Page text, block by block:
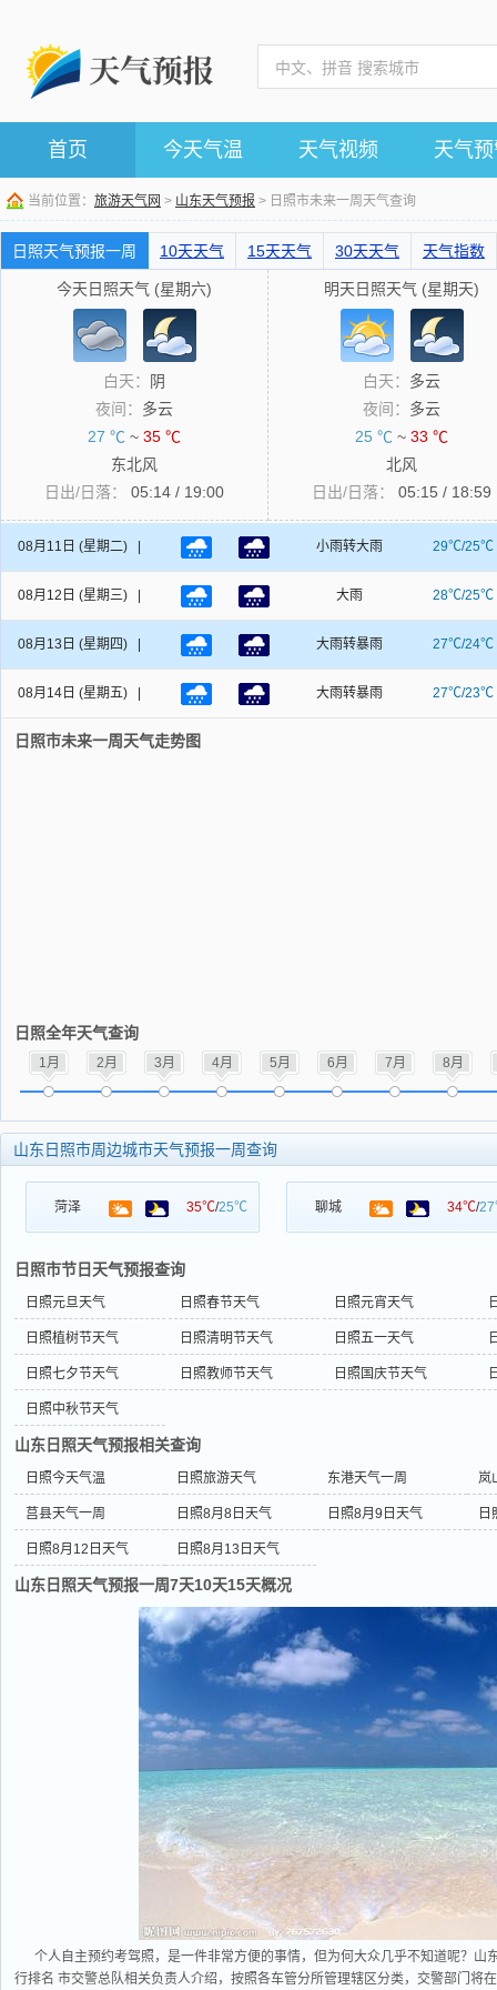
首页 今天气温 天气视频 天气
当前位置： 旅游天气网 > 山东天气预报 > 日照市未来一周天气查询
日照天气预报一周 10天天气 15天天气 30天天气 天气指数
今天日照天气 (星期六)
白天：
阴
夜间： 多云
27 ℃ ~ 35 ℃
东北风
日出/日落：
05:14 / 19:00
明天日照天气 (星期天)
白天： 多云
夜间： 多云
25 ℃ ~ 33 ℃
北风
日出/日落：
05:15 / 18:59
08月11日 (星期二) | 小雨转大雨 29℃/25℃
08月12日 (星期三) | 大雨 28℃/25℃
08月13日 (星期四) | 大雨转暴雨 27℃/24℃
08月14日 (星期五) | 大雨转暴雨 27℃/23℃
日照市未来一周天气走势图
日照全年天气查询
1月 2月 3月 4月 5月 6月 7月 8月
山东日照市周边城市天气预报一周查询
菏泽 35℃/25℃ 聊城 34℃/
日照市节日天气预报查询
日照元旦天气 日照春节天气 日照元宵天气
日照植树节天气 日照清明节天气 日照五一天气
日照七夕节天气 日照教师节天气 日照国庆节天气
日照中秋节天气
山东日照天气预报相关查询
日照今天气温 日照旅游天气 东港天气一周 岚
莒县天气一周 日照8月8日天气 日照8月9日天气 日
日照8月12日天气 日照8月13日天气
山东日照天气预报一周7天10天15天概况
个人自主预约考驾照，是一件非常方便的事情，但为何大众几乎不知道呢？山
行排名 市交警总队相关负责人介绍，按照各车管分所管理辖区分类，交警部门将